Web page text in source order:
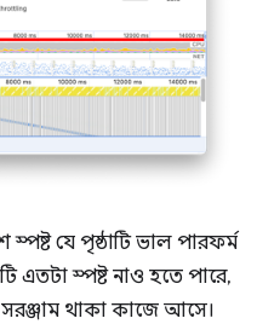
যে পৃষ্ঠাটি ভাল পারফর্ম
এতটা স্পষ্ট নাও হতে পারে,
থাকা কাজে আসে।